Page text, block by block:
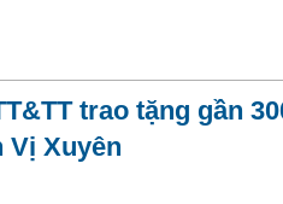
trao tặng gần
Xuyên